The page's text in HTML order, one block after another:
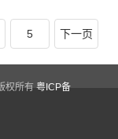
5 下一页
权所有 粤ICP备